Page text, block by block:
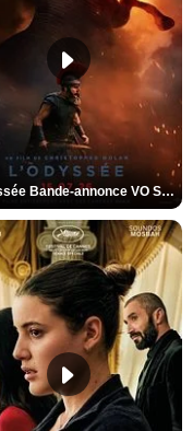
L'Odyssée Bande-annonce VO STFR